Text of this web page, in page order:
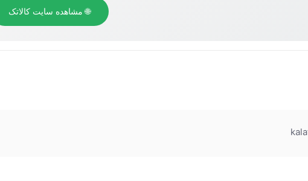
🌐 مشاهده سایت کالاتک